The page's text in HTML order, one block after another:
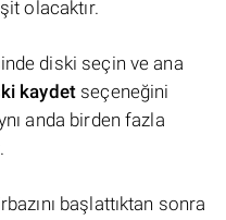
olacaktır.
diski seçin ve ana
kaydet seçeneğini
anda birden fazla
başlattıktan sonra